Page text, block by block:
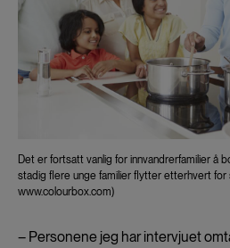
Det er fortsatt vanlig for innvandrerfamilier å
stadig flere unge familier flytter etterhvert for
www.colourbox.com)
– Personene jeg har intervjuet